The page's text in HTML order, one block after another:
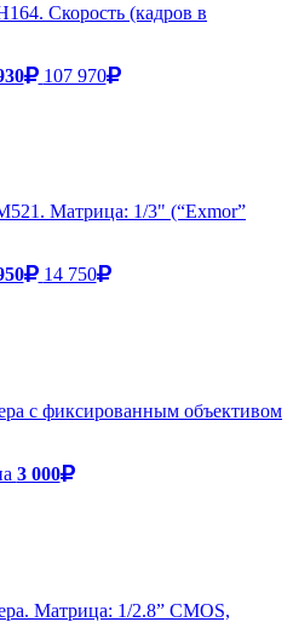
Скорость (кадров в
107 970
Матрица: 1/3" (“Exmor”
14 750
с фиксированным объективом
3 000
Матрица: 1/2.8” CMOS,